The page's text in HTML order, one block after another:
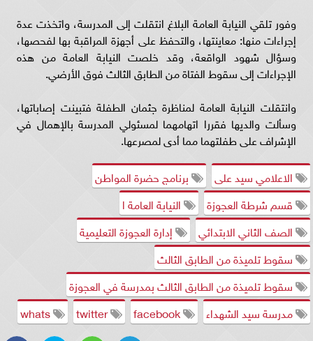
وفور تلقي النيابة العامة البلاغ انتقلت إلى المدرسة، واتخذت عدة
إجراءات منها: معاينتها، والتحفظ على أجهزة المراقبة بها لفحصها،
وسؤال شهود الواقعة، وقد خلصت النيابة العامة من هذه
الإجراءات إلى سقوط الفتاة من الطابق الثالث فوق الأرضي.
وانتقلت النيابة العامة لمناظرة جثمان الطفلة فتبينت إصاباتها،
وسألت والديها فقررا اتهامهما لمسئولي المدرسة بالإهمال في
الإشراف على طفلتهما مما أدى لمصرعها.
الاعلامي سيد على
برنامج حضرة المواطن
قسم شرطة العجوزة
النيابة العامة ا
الصف الثاني الابتدائي
إدارة العجوزة التعليمية
سقوط تلميذة من الطابق الثالث
سقوط تلميذة من الطابق الثالث بمدرسة في العجوزة
مدرسة سيد الشهداء
twitter